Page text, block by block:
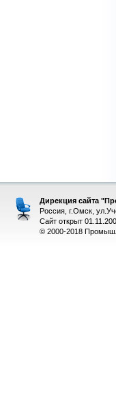
Дирекция сайта
Россия, г.Омск,
Сайт открыт
© 2000-2018